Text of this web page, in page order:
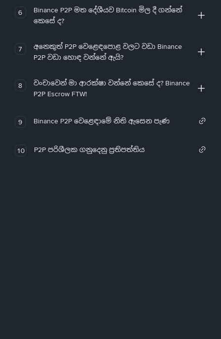
6
Binance P2P මත දේශීයව Bitcoin මිල දී ගන්නේ
කෙසේ ද?
7
අනෙකුත් P2P වෙළෙඳපොළ වලට වඩා Binance
P2P වඩා හොඳ වන්නේ ඇයි?
8
වංචාවෙන් මා ආරක්ෂා වන්නේ කෙසේ ද? Binance
P2P Escrow FTW!
9 Binance P2P වෙළෙඳාමේ නිති ඇසෙන පැණ
10 P2P පරිශීලක ගනුදෙනු ප්‍රතිපත්තිය